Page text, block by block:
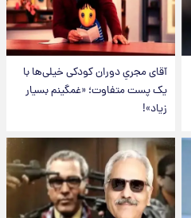
آقای مجریِ دوران کودکی خیلی‌ها با
یک پست متفاوت؛ «غمگینم بسیار
زیاد»!